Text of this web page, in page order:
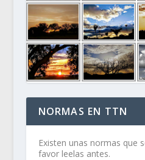
NORMAS EN TTN
Existen unas normas que
favor leelas antes.